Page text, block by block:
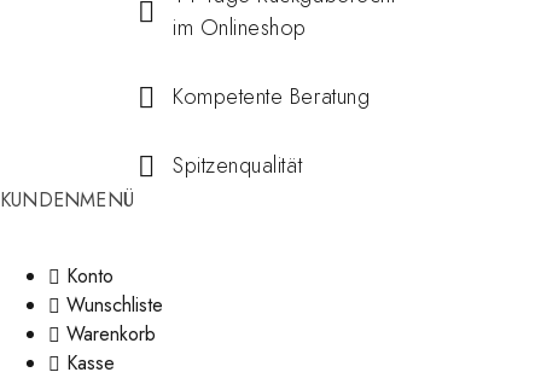
im Onlineshop
Kompetente Beratung
Spitzenqualität
KUNDENMENÜ
Konto
Wunschliste
Warenkorb
Kasse